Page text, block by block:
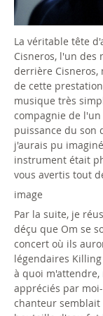
i
v
e
.
j
p
g
La véritable tête
Cisneros, l'un des
derrière Cisneros,
de cette
musique très
compagnie de
puissance du son
j'aurais pu
instrument était
vous avertis tout
image
Par la suite, je
déçu que Om se
concert où ils
légendaires
à quoi
appréciés par
chanteur semblait